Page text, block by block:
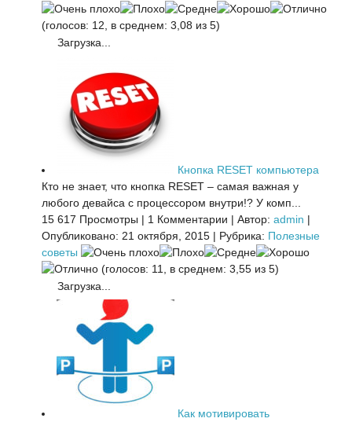
(голосов: 12, в среднем: 3,08 из 5)
Загрузка...
Кнопка RESET компьютера
Кто не знает, что кнопка RESET – самая важная у
любого девайса с процессором внутри!? У комп...
15 617 Просмотры | 1 Комментарии | Автор: admin |
Опубликовано: 21 октября, 2015 | Рубрика: Полезные
советы
(голосов: 11, в среднем: 3,55 из 5)
Загрузка...
Как мотивировать